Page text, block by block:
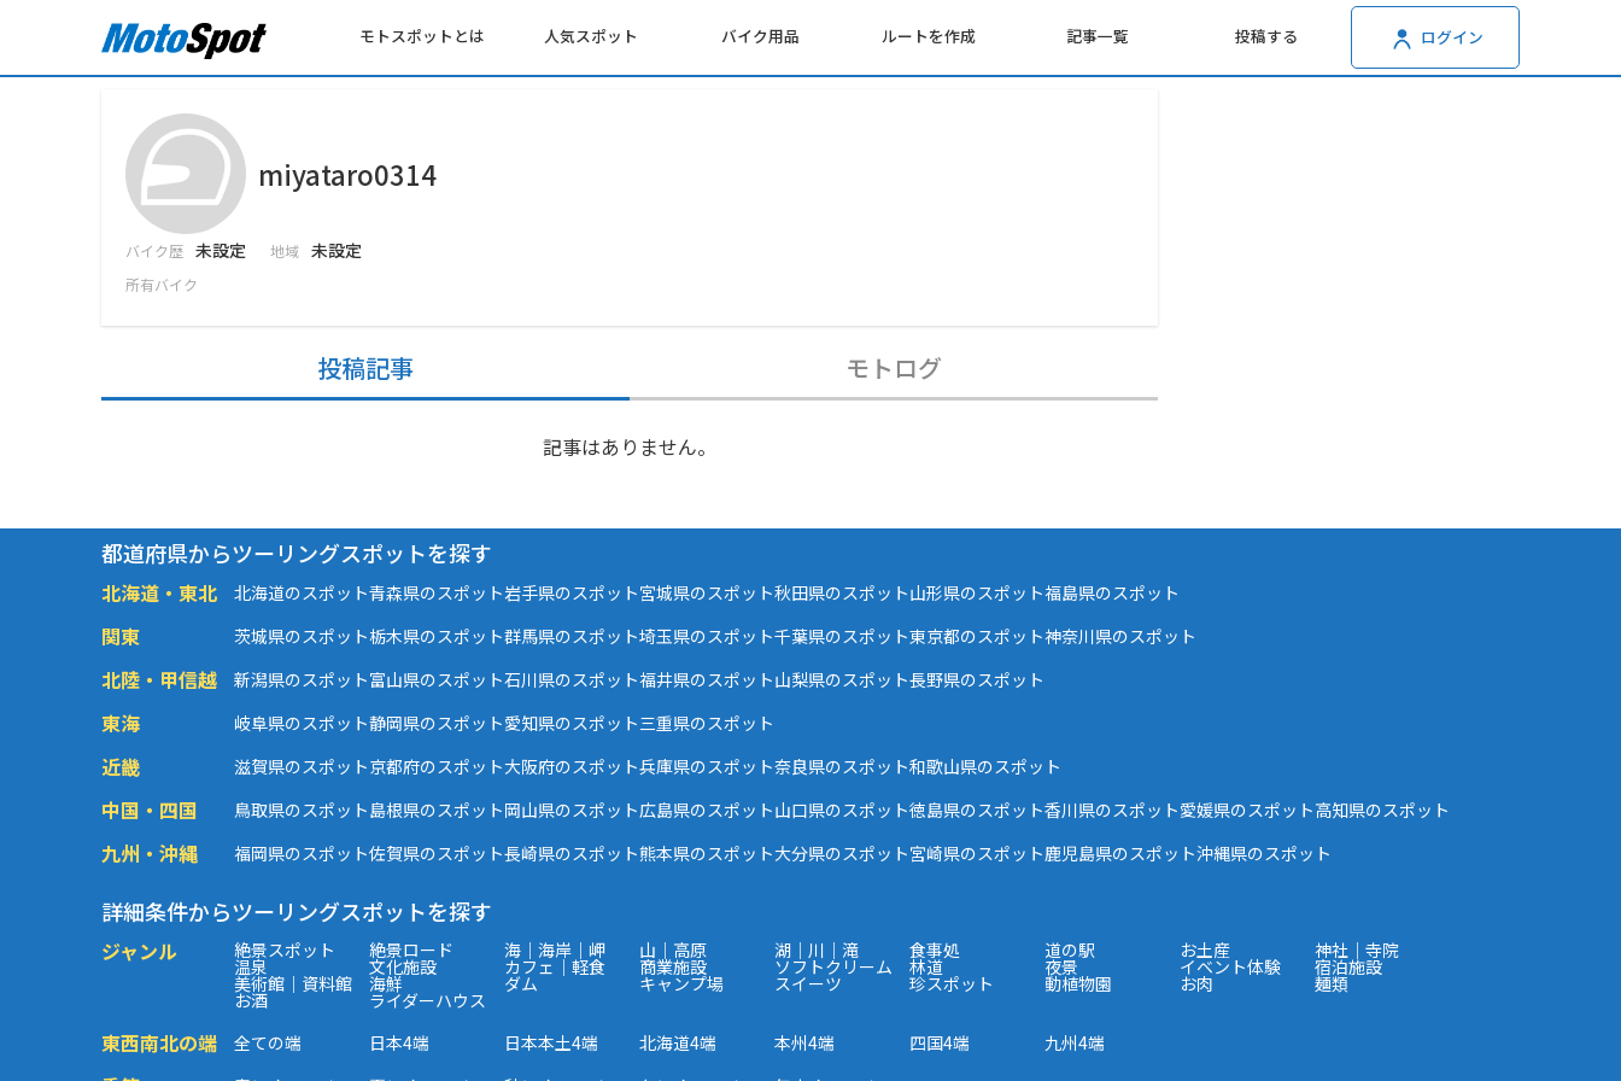
モトスポットとは 人気スポット バイク用品 ルートを作成 記事一覧 投稿する ログイン
miyataro0314
バイク歴 未設定 地域 未設定
所有バイク
投稿記事 モトログ
記事はありません。
都道府県からツーリングスポットを探す
北海道・東北 北海道のスポット青森県のスポット岩手県のスポット宮城県のスポット秋田県のスポット山形県のスポット福島県のスポット
関東 茨城県のスポット栃木県のスポット群馬県のスポット埼玉県のスポット千葉県のスポット東京都のスポット神奈川県のスポット
北陸・甲信越 新潟県のスポット富山県のスポット石川県のスポット福井県のスポット山梨県のスポット長野県のスポット
東海 岐阜県のスポット静岡県のスポット愛知県のスポット三重県のスポット
近畿 滋賀県のスポット京都府のスポット大阪府のスポット兵庫県のスポット奈良県のスポット和歌山県のスポット
中国・四国 鳥取県のスポット島根県のスポット岡山県のスポット広島県のスポット山口県のスポット徳島県のスポット香川県のスポット愛媛県のスポット高知県のスポット
九州・沖縄 福岡県のスポット佐賀県のスポット長崎県のスポット熊本県のスポット大分県のスポット宮崎県のスポット鹿児島県のスポット沖縄県のスポット
詳細条件からツーリングスポットを探す
ジャンル 絶景スポット 絶景ロード 海｜海岸｜岬 山｜高原 湖｜川｜滝 食事処 道の駅 お土産 神社｜寺院
温泉 文化施設 カフェ｜軽食 商業施設 ソフトクリーム 林道 夜景 イベント体験 宿泊施設
美術館｜資料館 海鮮 ダム キャンプ場 スイーツ 珍スポット 動植物園 お肉 麺類
お酒 ライダーハウス
東西南北の端 全ての端 日本4端 日本本土4端 北海道4端 本州4端 四国4端 九州4端